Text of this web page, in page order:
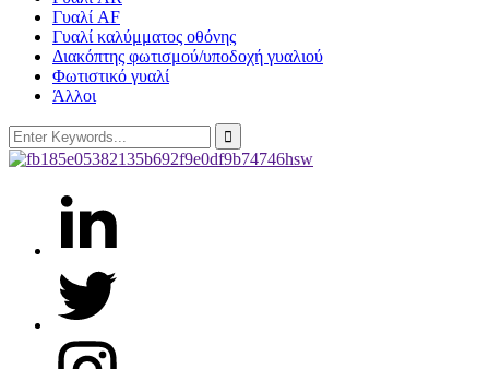
Γυαλί AF
Γυαλί καλύμματος οθόνης
Διακόπτης φωτισμού/υποδοχή γυαλιού
Φωτιστικό γυαλί
Άλλοι